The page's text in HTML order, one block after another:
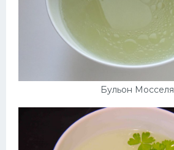
Бульон Мосселя